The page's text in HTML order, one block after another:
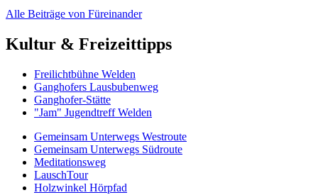
Alle Beiträge von Füreinander
Kultur & Freizeittipps
Freilicht­bühne Welden
Ganghofers Lausbubenweg
Ganghofer-Stätte
"Jam" Jugendtreff Welden
Gemeinsam Unterwegs Westroute
Gemeinsam Unterwegs Südroute
Meditationsweg
LauschTour
Holzwinkel Hörpfad